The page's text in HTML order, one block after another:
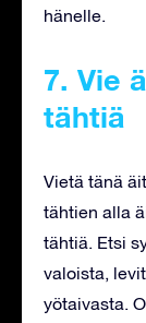
hänelle.
7. Vie
tähtiä
Vietä tänä
tähtien alla
tähtiä. Etsi
valoista,
yötaivasta.